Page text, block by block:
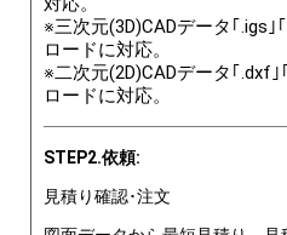
※三次元(3D)CADデータ｢.igs
ロードに対応。
※二次元(2D)CADデータ｢.dxf
ロードに対応。
STEP2.依頼:
見積り確認･注文